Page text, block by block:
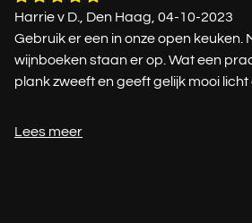
Harrie v D., Den Haag, 04-10-2023
Gebruik er een in onze open keuken.
wijnboeken staan er op. Wat een
plank zweeft en geeft gelijk mooi
Lees meer